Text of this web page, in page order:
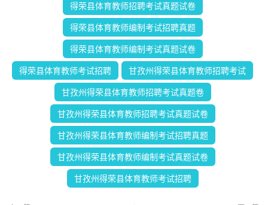
得荣县体育教师招聘考试真题试卷
得荣县体育教师编制考试招聘真题
得荣县体育教师编制考试真题试卷
得荣县体育教师考试招聘 甘孜州得荣县体育教师招聘考试
甘孜州得荣县体育教师招聘考试真题卷
甘孜州得荣县体育教师招聘考试真题试卷
甘孜州得荣县体育教师编制考试招聘真题
甘孜州得荣县体育教师编制考试真题试卷
甘孜州得荣县体育教师考试招聘